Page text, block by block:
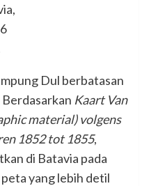
Dul berbatasan
Kaart Van
material) volgens
1852 tot 1855,
di Batavia pada
yang lebih detil